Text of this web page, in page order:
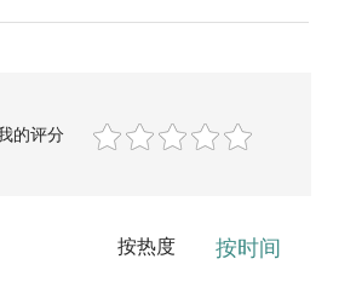
的评分
按热度 按时间